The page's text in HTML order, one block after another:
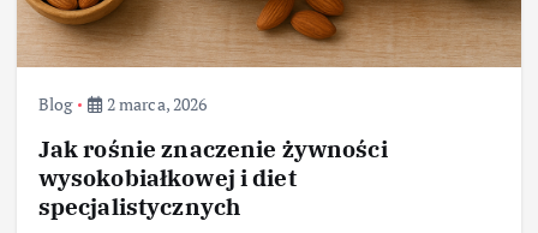
Blog 2 marca, 2026
Jak rośnie znaczenie żywności
wysokobiałkowej i diet
specjalistycznych